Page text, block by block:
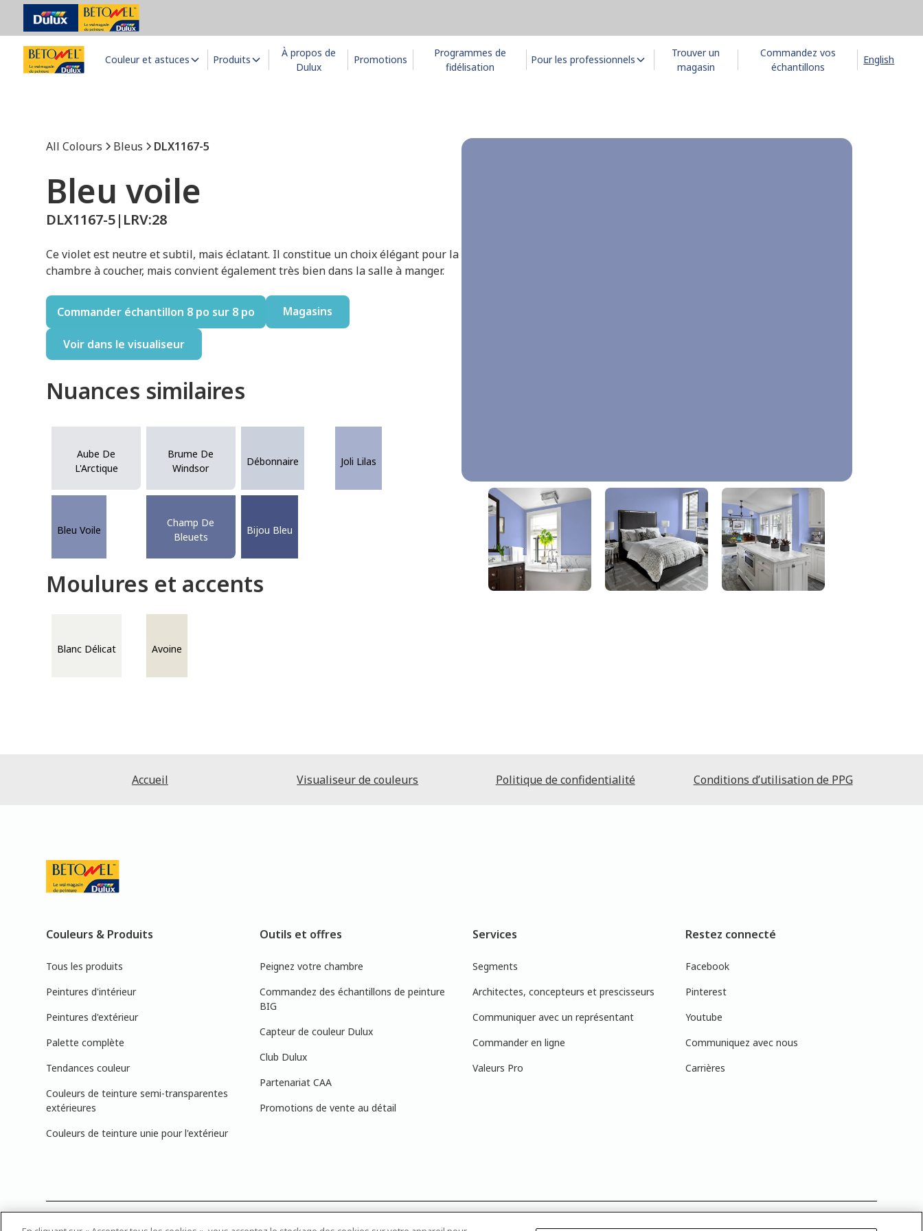
Couleur et astuces Produits
À propos de
Dulux
Promotions
Programmes de
fidélisation
Pour les professionnels
Trouver un
magasin
Commandez vos
échantillons
English
All Colours Bleus DLX1167-5
Bleu voile
DLX1167-5| LRV:28
Ce violet est neutre et subtil, mais éclatant. Il constitue un choix élégant pour la
chambre à coucher, mais convient également très bien dans la salle à manger.
Commander échantillon 8 po sur 8 po Magasins
Voir dans le visualiseur
Nuances similaires
Aube De
L'Arctique
Brume De
Windsor
Débonnaire Joli Lilas
Bleu Voile
Champ De
Bleuets
Bijou Bleu
Moulures et accents
Blanc Délicat Avoine
Bleu Voile
DLX1167-5
Accueil Visualiseur de couleurs Politique de confidentialité Conditions d’utilisation de PPG
Couleurs & Produits
Tous les produits
Peintures d'intérieur
Peintures d'extérieur
Palette complète
Tendances couleur
Couleurs de teinture semi-transparentes
extérieures
Couleurs de teinture unie pour l'extérieur
Outils et offres
Peignez votre chambre
Commandez des échantillons de peinture
BIG
Capteur de couleur Dulux
Club Dulux
Partenariat CAA
Promotions de vente au détail
Services
Segments
Architectes, concepteurs et prescisseurs
Communiquer avec un représentant
Commander en ligne
Valeurs Pro
Restez connecté
Facebook
Pinterest
Youtube
Communiquez avec nous
Carrières